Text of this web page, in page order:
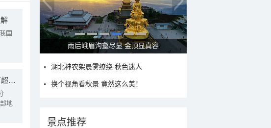
国
我国降雨强度进一步减弱 中东部大范围桑拿天持续局地可超38℃
地
秋意浓 蓝天映衬下的哈尔滨伏尔加庄园
湖北神农架晨雾缭绕 秋色迷人
换个视角看秋景 竟然这么美！
景点推荐